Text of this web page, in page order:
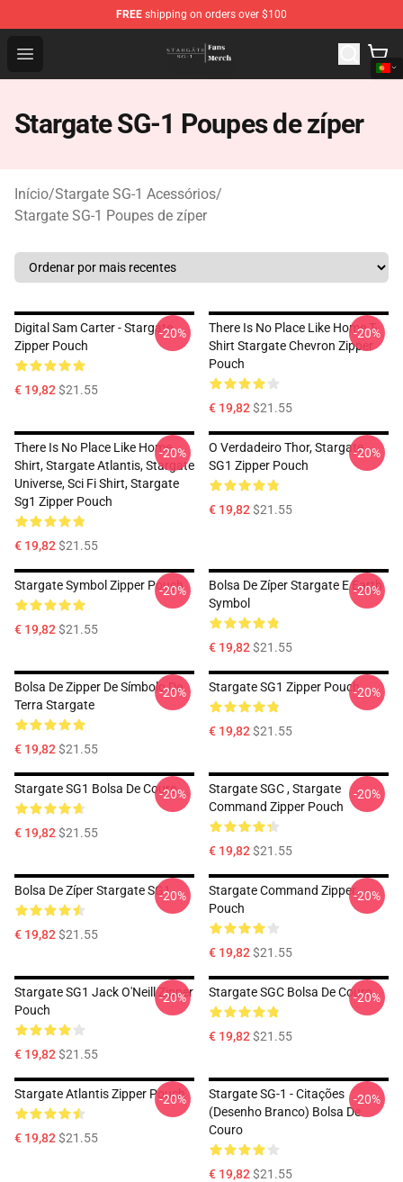
FREE shipping on orders over $100
Open menu
Stargate SG-1 Store - Official Stargate SG-1
Stargate SG-1 Poupes de zíper
Início/Stargate SG-1 Acessórios/
Stargate SG-1 Poupes de zíper
Digital Sam Carter - Stargate
Zipper Pouch
€ 19,82$21.55
-20%
There Is No Place Like Home T-
Shirt Stargate Chevron Zipper
Pouch
€ 19,82$21.55
-20%
There Is No Place Like Home
Shirt, Stargate Atlantis, Stargate
Universe, Sci Fi Shirt, Stargate
Sg1 Zipper Pouch
€ 19,82$21.55
-20%
O Verdadeiro Thor, Stargate
SG1 Zipper Pouch
€ 19,82$21.55
-20%
Stargate Symbol Zipper Pouch
€ 19,82$21.55
-20%
Bolsa De Zíper Stargate E Earth
Symbol
€ 19,82$21.55
-20%
Bolsa De Zipper De Símbolo De
Terra Stargate
€ 19,82$21.55
-20% Stargate SG1 Zipper Pouch
€ 19,82$21.55
-20%
Stargate SG1 Bolsa De Couro
€ 19,82$21.55
-20%
Stargate SGC , Stargate
Command Zipper Pouch
€ 19,82$21.55
-20%
Bolsa De Zíper Stargate SG1
€ 19,82$21.55
-20%
Stargate Command Zipper
Pouch
€ 19,82$21.55
-20%
Stargate SG1 Jack O'Neill Zipper
Pouch
€ 19,82$21.55
-20% Stargate SGC Bolsa De Couro
€ 19,82$21.55
-20%
Stargate Atlantis Zipper Pouch
€ 19,82$21.55
-20%
Stargate SG-1 - Citações
(desenho Branco) Bolsa De
Couro
€ 19,82$21.55
-20%